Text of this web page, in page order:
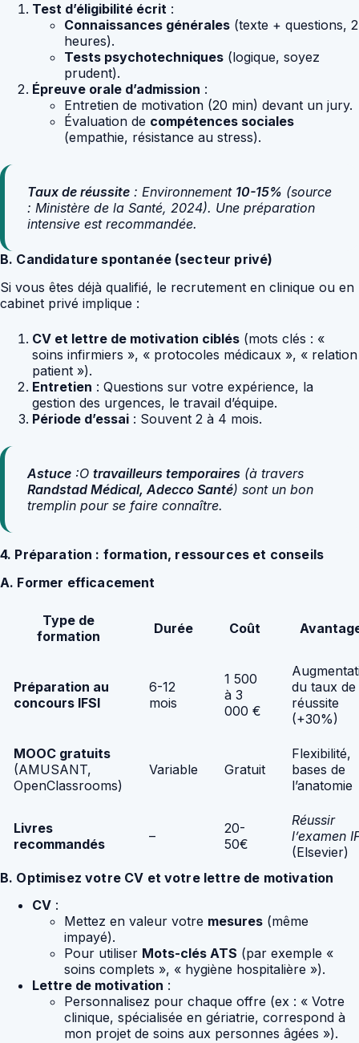
Test d’éligibilité écrit :
Connaissances générales (texte + questions, 2
heures).
Tests psychotechniques (logique, soyez
prudent).
Épreuve orale d’admission :
Entretien de motivation (20 min) devant un jury.
Évaluation de compétences sociales
(empathie, résistance au stress).
Taux de réussite : Environnement 10-15% (source
: Ministère de la Santé, 2024). Une préparation
intensive est recommandée.
B. Candidature spontanée (secteur privé)
Si vous êtes déjà qualifié, le recrutement en clinique ou en
cabinet privé implique :
CV et lettre de motivation ciblés (mots clés : «
soins infirmiers », « protocoles médicaux », « relation
patient »).
Entretien : Questions sur votre expérience, la
gestion des urgences, le travail d’équipe.
Période d’essai : Souvent 2 à 4 mois.
Astuce :O travailleurs temporaires (à travers
Randstad Médical, Adecco Santé) sont un bon
tremplin pour se faire connaître.
4. Préparation : formation, ressources et conseils
A. Former efficacement
Type de
formation
Durée Coût
Préparation au
concours IFSI
6-12
mois
1 500
à 3
000 €
du taux de
réussite
(+30%)
MOOC gratuits
(AMUSANT,
OpenClassrooms)
Variable Gratuit
Flexibilité,
bases de
l’anatomie
Livres
recommandés
–
20-
50€
Réussir
l’examen
(Elsevier)
B. Optimisez votre CV et votre lettre de motivation
CV :
Mettez en valeur votre mesures (même
impayé).
Pour utiliser Mots-clés ATS (par exemple «
soins complets », « hygiène hospitalière »).
Lettre de motivation :
Personnalisez pour chaque offre (ex : « Votre
clinique, spécialisée en gériatrie, correspond à
mon projet de soins aux personnes âgées »).